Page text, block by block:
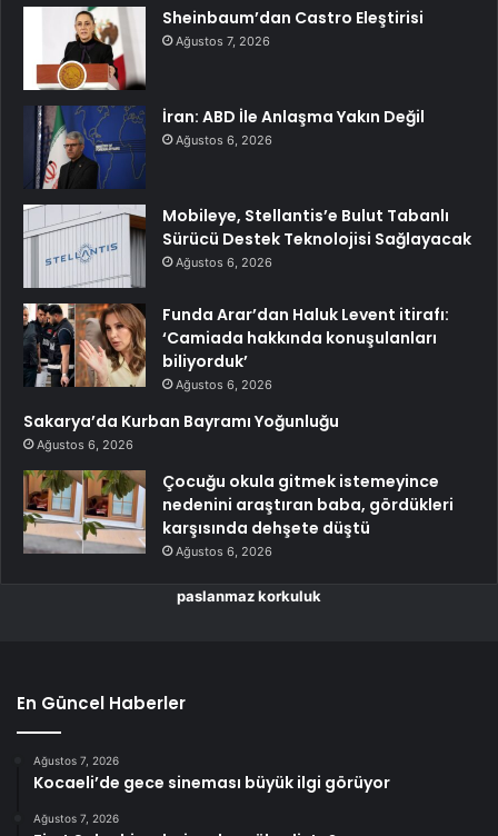
Sheinbaum’dan Castro Eleştirisi
Ağustos 7, 2026
İran: ABD İle Anlaşma Yakın Değil
Ağustos 6, 2026
Mobileye, Stellantis’e Bulut Tabanlı
Sürücü Destek Teknolojisi Sağlayacak
Ağustos 6, 2026
Funda Arar’dan Haluk Levent itirafı:
‘Camiada hakkında konuşulanları
biliyorduk’
Ağustos 6, 2026
Sakarya’da Kurban Bayramı Yoğunluğu
Ağustos 6, 2026
Çocuğu okula gitmek istemeyince
nedenini araştıran baba, gördükleri
karşısında dehşete düştü
Ağustos 6, 2026
paslanmaz korkuluk
En Güncel Haberler
Ağustos 7, 2026
Kocaeli’de gece sineması büyük ilgi görüyor
Ağustos 7, 2026